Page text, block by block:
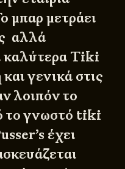
μπαρ μετράει
αλλά
καλύτερα Tiki
γενικά στις
λοιπόν το
γνωστό tiki
έχει